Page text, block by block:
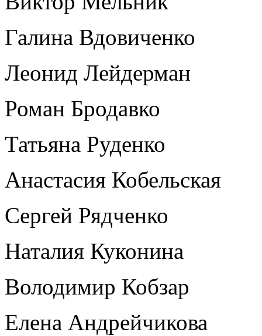
Галина Вдовиченко
Леонид Лейдерман
Роман Бродавко
Татьяна Руденко
Анастасия Кобельская
Сергей Рядченко
Наталия Куконина
Володимир Кобзар
Елена Андрейчикова